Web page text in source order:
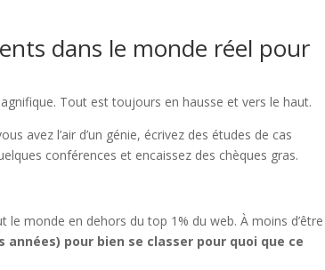
dans le monde réel pour
Tout est toujours en hausse et vers le haut.
avez l’air d’un génie, écrivez des études de cas
conférences et encaissez des chèques gras.
monde en dehors du top 1% du web. À moins d’être
pour bien se classer pour quoi que ce